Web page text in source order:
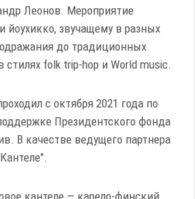
Леонов. Мероприятие
йоухикко, звучащему в разных
до традиционных
folk trip-hop и World music.
с октября 2021 года по
Президентского фонда
В качестве ведущего партнера
кантеле — карело-финский